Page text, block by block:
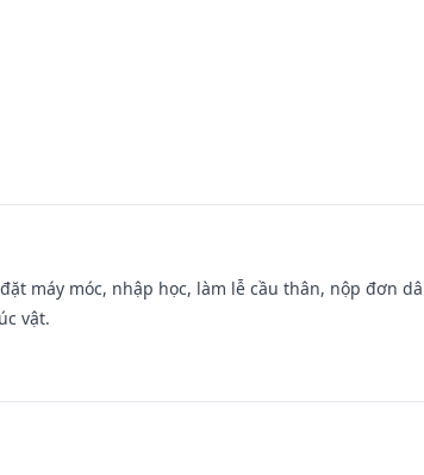
máy móc, nhập học, làm lễ cầu thân, nộp đơn
vật.